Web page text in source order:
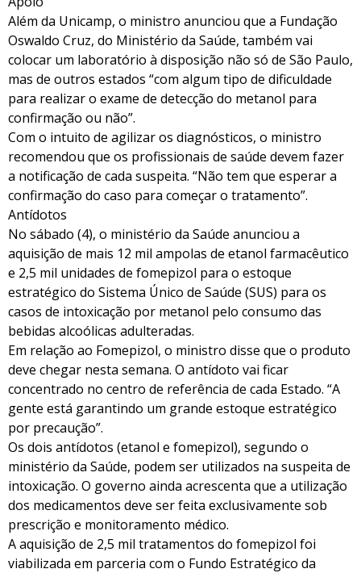
Além da Unicamp, o ministro anunciou que a Fundação
Oswaldo Cruz, do Ministério da Saúde, também vai
colocar um laboratório à disposição não só de São Paulo,
mas de outros estados “com algum tipo de dificuldade
para realizar o exame de detecção do metanol para
confirmação ou não”.
Com o intuito de agilizar os diagnósticos, o ministro
recomendou que os profissionais de saúde devem fazer
a notificação de cada suspeita. “Não tem que esperar a
confirmação do caso para começar o tratamento”.
Antídotos
No sábado (4), o ministério da Saúde anunciou a
aquisição de mais 12 mil ampolas de etanol farmacêutico
e 2,5 mil unidades de fomepizol para o estoque
estratégico do Sistema Único de Saúde (SUS) para os
casos de intoxicação por metanol pelo consumo das
bebidas alcoólicas adulteradas.
Em relação ao Fomepizol, o ministro disse que o produto
deve chegar nesta semana. O antídoto vai ficar
concentrado no centro de referência de cada Estado. “A
gente está garantindo um grande estoque estratégico
por precaução”.
Os dois antídotos (etanol e fomepizol), segundo o
ministério da Saúde, podem ser utilizados na suspeita de
intoxicação. O governo ainda acrescenta que a utilização
dos medicamentos deve ser feita exclusivamente sob
prescrição e monitoramento médico.
A aquisição de 2,5 mil tratamentos do fomepizol foi
viabilizada em parceria com o Fundo Estratégico da